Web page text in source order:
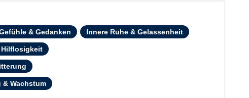
& Gedanken Innere Ruhe & Gelassenheit
Hilflosigkeit
Wachstum